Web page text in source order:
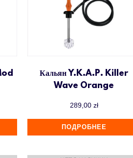
Кальян Y.K.A.P. Killer
Wave Orange
289,00 zł
ПОДРОБНЕЕ